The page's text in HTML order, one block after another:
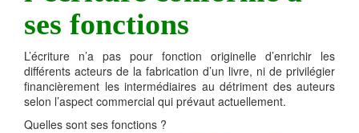
ses fonctions
L’écriture n’a pas pour fonction originelle d’enrichir les
différents acteurs de la fabrication d’un livre, ni de privilégier
financièrement les intermédiaires au détriment des auteurs
selon l’aspect commercial qui prévaut actuellement.
Quelles sont ses fonctions ?